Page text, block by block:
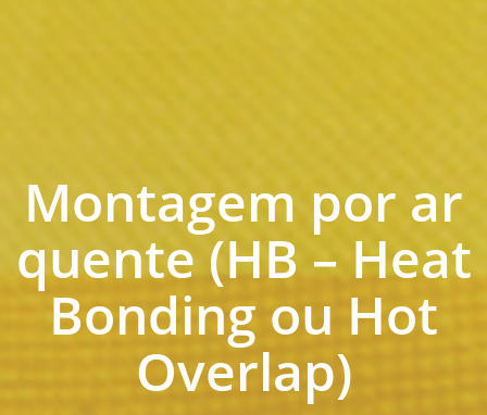
Montagem por ar
quente (HB – Heat
Bonding ou Hot
Overlap)